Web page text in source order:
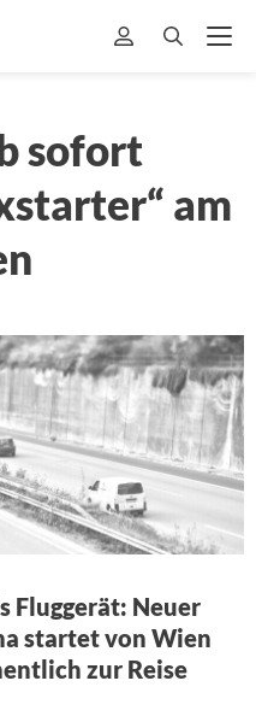
sofort
am
Fluggerät: Neuer
startet von Wien
zur Reise